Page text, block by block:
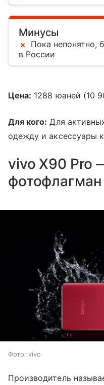
Минусы
Пока непонятно,
в России
Цена: 1288 юаней (10
Для кого: Для
одежду и аксессуары
vivo X90
фотофлагман
Фото: vivo
Производитель